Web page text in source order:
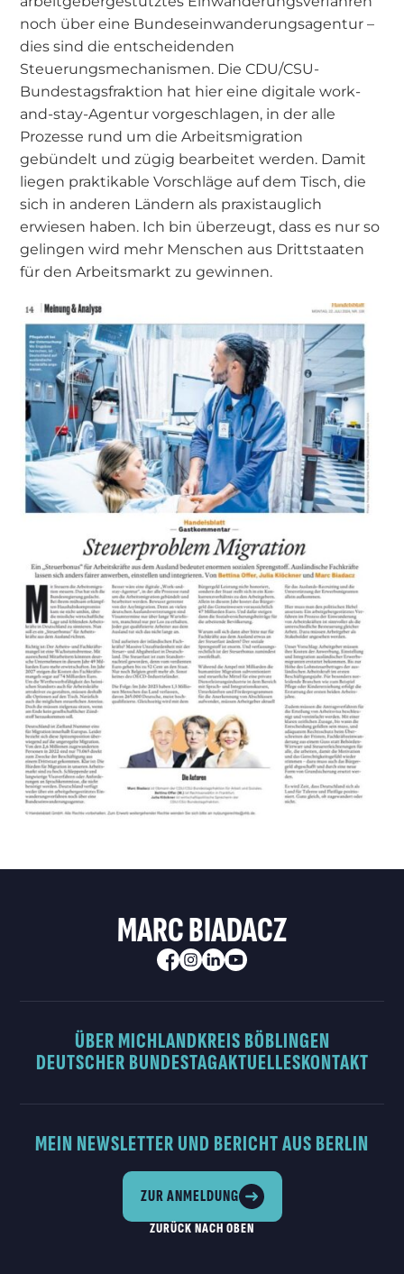
noch über eine Bundeseinwanderungsagentur –
dies sind die entscheidenden
Steuerungsmechanismen. Die CDU/CSU-
Bundestagsfraktion hat hier eine digitale work-
and-stay-Agentur vorgeschlagen, in der alle
Prozesse rund um die Arbeitsmigration
gebündelt und zügig bearbeitet werden. Damit
liegen praktikable Vorschläge auf dem Tisch, die
sich in anderen Ländern als praxistauglich
erwiesen haben. Ich bin überzeugt, dass es nur so
gelingen wird mehr Menschen aus Drittstaaten
für den Arbeitsmarkt zu gewinnen.
MARC BIADACZ
ÜBER MICHLANDKREIS BÖBLINGEN
DEUTSCHER BUNDESTAGAKTUELLESKONTAKT
MEIN NEWSLETTER UND BERICHT AUS BERLIN
ZUR ANMELDUNG
ZURÜCK NACH OBEN